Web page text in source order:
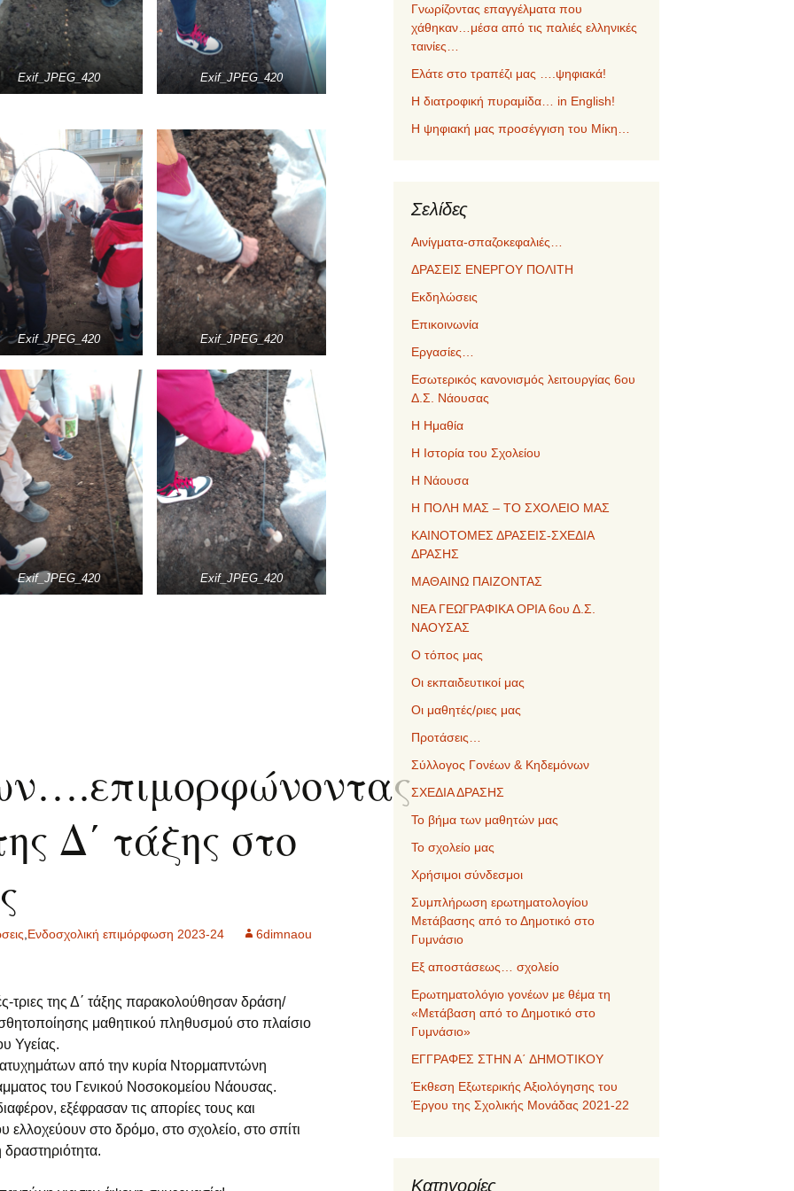
Exif_JPEG_420 Exif_JPEG_420
Exif_JPEG_420 Exif_JPEG_420
Exif_JPEG_420 Exif_JPEG_420
Δ΄ τάξης στο
Ενδοσχολική επιμόρφωση 2023-24 6dimnaou
τριες της Δ΄ τάξης παρακολούθησαν δράση/
μαθητικού πληθυσμού στο πλαίσιο
Υγείας.
από την κυρία Ντορμαπντώνη
του Γενικού Νοσοκομείου Νάουσας.
εξέφρασαν τις απορίες τους και
ελλοχεύουν στο δρόμο, στο σχολείο, στο σπίτι
Γνωρίζοντας επαγγέλματα που
χάθηκαν…μέσα από τις παλιές ελληνικές
ταινίες…
Ελάτε στο τραπέζι μας ….ψηφιακά!
Η διατροφική πυραμίδα… in English!
Η ψηφιακή μας προσέγγιση του Μίκη…
Σελίδες
Αινίγματα-σπαζοκεφαλιές…
ΔΡΑΣΕΙΣ ΕΝΕΡΓΟΥ ΠΟΛΙΤΗ
Εκδηλώσεις
Επικοινωνία
Εργασίες…
Εσωτερικός κανονισμός λειτουργίας 6ου
Δ.Σ. Νάουσας
Η Ημαθία
Η Ιστορία του Σχολείου
Η Νάουσα
Η ΠΟΛΗ ΜΑΣ – ΤΟ ΣΧΟΛΕΙΟ ΜΑΣ
ΚΑΙΝΟΤΟΜΕΣ ΔΡΑΣΕΙΣ-ΣΧΕΔΙΑ
ΔΡΑΣΗΣ
ΜΑΘΑΙΝΩ ΠΑΙΖΟΝΤΑΣ
ΝΕΑ ΓΕΩΓΡΑΦΙΚΑ ΟΡΙΑ 6ου Δ.Σ.
ΝΑΟΥΣΑΣ
Ο τόπος μας
Οι εκπαιδευτικοί μας
Οι μαθητές/ριες μας
Προτάσεις…
Σύλλογος Γονέων & Κηδεμόνων
ΣΧΕΔΙΑ ΔΡΑΣΗΣ
Το βήμα των μαθητών μας
Το σχολείο μας
Χρήσιμοι σύνδεσμοι
Συμπλήρωση ερωτηματολογίου
Μετάβασης από το Δημοτικό στο
Γυμνάσιο
Εξ αποστάσεως… σχολείο
Ερωτηματολόγιο γονέων με θέμα τη
«Μετάβαση από το Δημοτικό στο
Γυμνάσιο»
ΕΓΓΡΑΦΕΣ ΣΤΗΝ Α΄ ΔΗΜΟΤΙΚΟΥ
Έκθεση Εξωτερικής Αξιολόγησης του
Έργου της Σχολικής Μονάδας 2021-22
Kατηγορίες